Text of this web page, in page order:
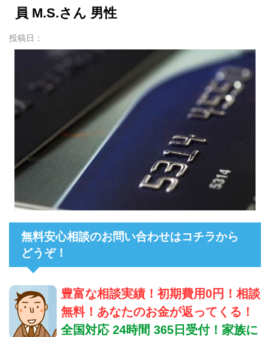
員 M.S.さん 男性
投稿日：
無料安心相談のお問い合わせはコチラから
どうぞ！
豊富な相談実績！初期費用0円！相談
無料！あなたのお金が返ってくる！
全国対応 24時間 365日受付！家族に